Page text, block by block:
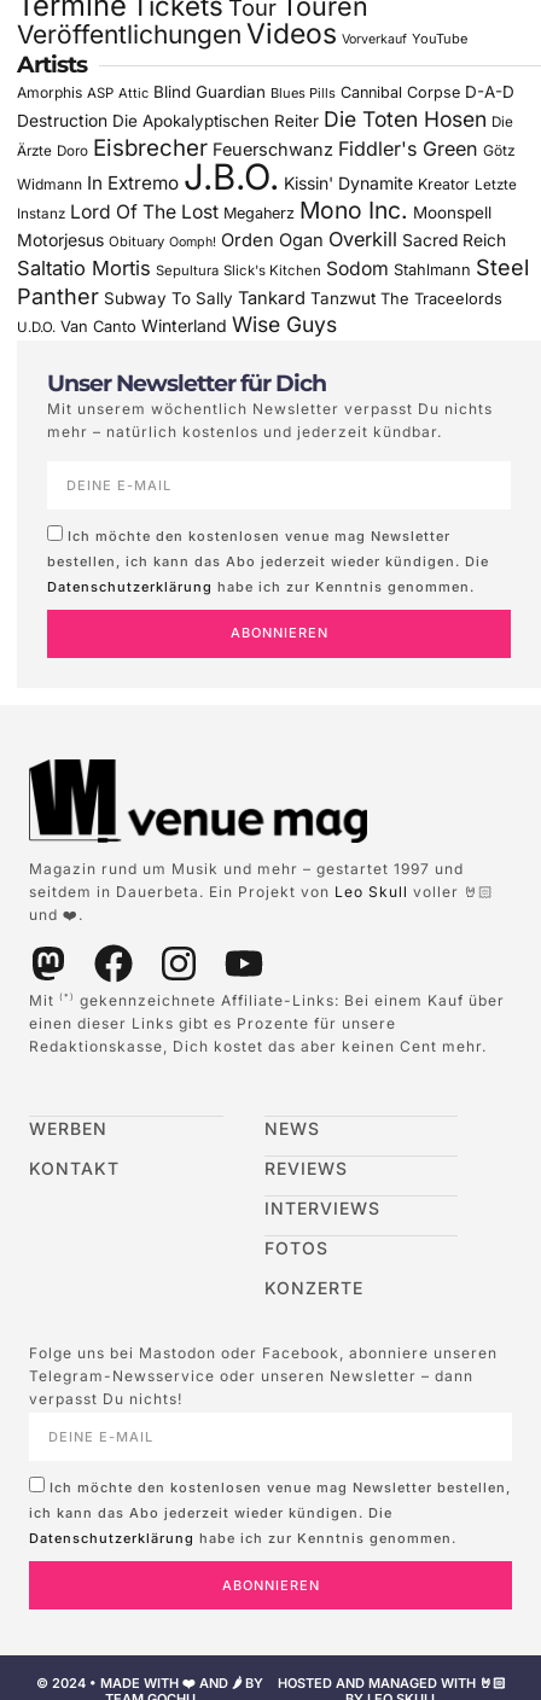
Tour Touren
Veröffentlichungen Videos Vorverkauf YouTube
Artists
Amorphis ASP Attic Blind Guardian Blues Pills Cannibal Corpse D-A-D
Destruction Die Apokalyptischen Reiter Die Toten Hosen Die
Ärzte Doro Eisbrecher Feuerschwanz Fiddler's Green Götz
Widmann In Extremo J.B.O. Kissin' Dynamite Kreator Letzte
Instanz Lord Of The Lost Megaherz Mono Inc. Moonspell
Motorjesus Obituary Oomph! Orden Ogan Overkill Sacred Reich
Saltatio Mortis Sepultura Slick's Kitchen Sodom Stahlmann Steel
Panther Subway To Sally Tankard Tanzwut The Traceelords
U.D.O. Van Canto Winterland Wise Guys
Unser Newsletter für Dich
Mit unserem wöchentlich Newsletter verpasst Du nichts
mehr – natürlich kostenlos und jederzeit kündbar.
Ich möchte den kostenlosen venue mag Newsletter
bestellen, ich kann das Abo jederzeit wieder kündigen. Die
Datenschutzerklärung habe ich zur Kenntnis genommen.
ABONNIEREN
Magazin rund um Musik und mehr – gestartet 1997 und
seitdem in Dauerbeta. Ein Projekt von Leo Skull voller 🤘🏻
und ❤️.
Mit (*)
gekennzeichnete Affiliate-Links: Bei einem Kauf über
einen dieser Links gibt es Prozente für unsere
Redaktionskasse, Dich kostet das aber keinen Cent mehr.
WERBEN
KONTAKT
NEWS
REVIEWS
INTERVIEWS
FOTOS
KONZERTE
Folge uns bei Mastodon oder Facebook, abonniere unseren
Telegram-Newsservice oder unseren Newsletter – dann
verpasst Du nichts!
Ich möchte den kostenlosen venue mag Newsletter bestellen,
ich kann das Abo jederzeit wieder kündigen. Die
Datenschutzerklärung habe ich zur Kenntnis genommen.
ABONNIEREN
© 2024 • MADE WITH ❤️ AND 🌶️ BY
HOSTED AND MANAGED WITH 🤘🏻